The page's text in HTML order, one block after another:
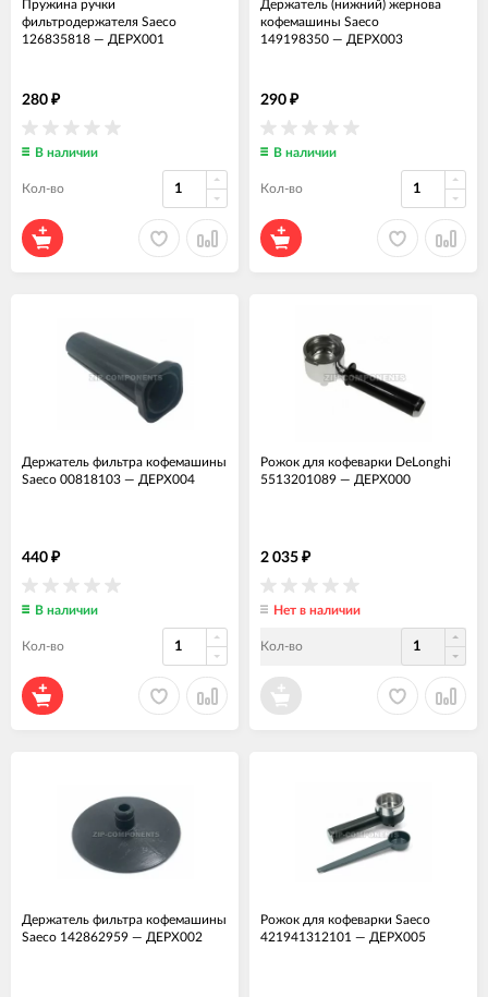
Пружина ручки
фильтродержателя Saeco
126835818 — ДЕРХ001
280 ₽
В наличии
Кол-во
Держатель (нижний) жернова
кофемашины Saeco
149198350 — ДЕРХ003
290 ₽
В наличии
Кол-во
Держатель фильтра кофемашины
Saeco 00818103 — ДЕРХ004
440 ₽
В наличии
Кол-во
Рожок для кофеварки DeLonghi
5513201089 — ДЕРХ000
2 035 ₽
Нет в наличии
Кол-во
Держатель фильтра кофемашины
Saeco 142862959 — ДЕРХ002
Рожок для кофеварки Saeco
421941312101 — ДЕРХ005